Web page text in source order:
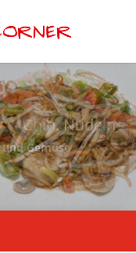
Chin. Nudeln
Gemüse